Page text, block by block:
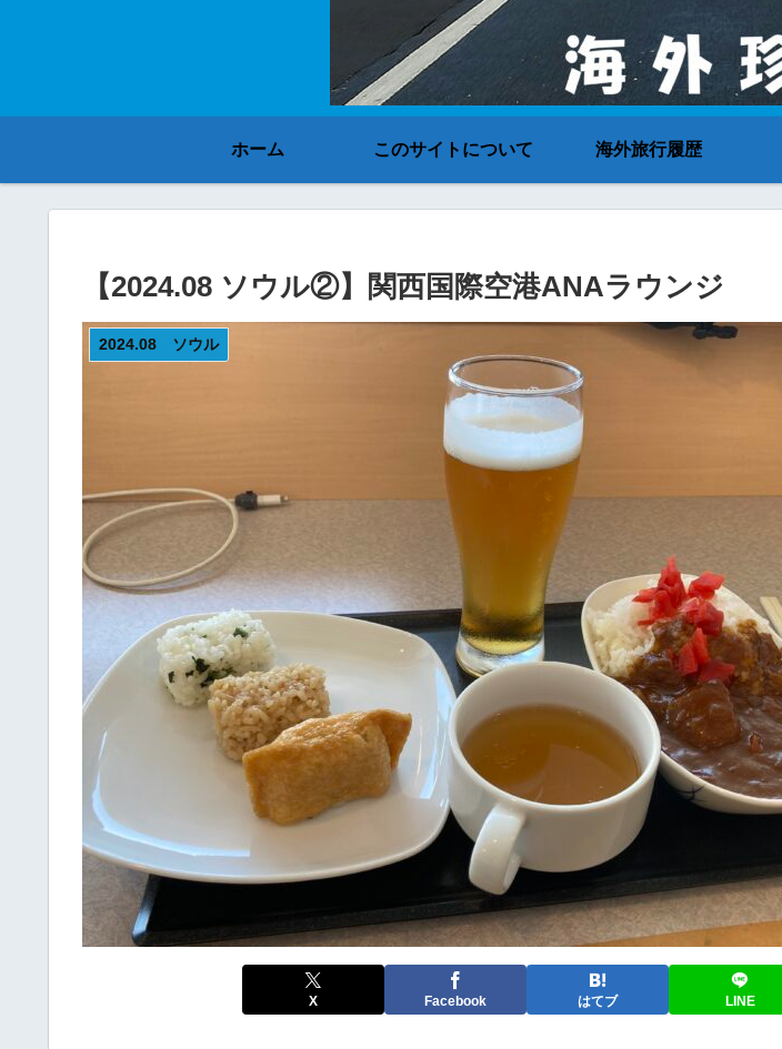
ホーム このサイトについて 海外旅行履歴
【2024.08 ソウル②】関西国際空港ANAラウンジ
2024.08 ソウル
X Facebook はてブ LINE